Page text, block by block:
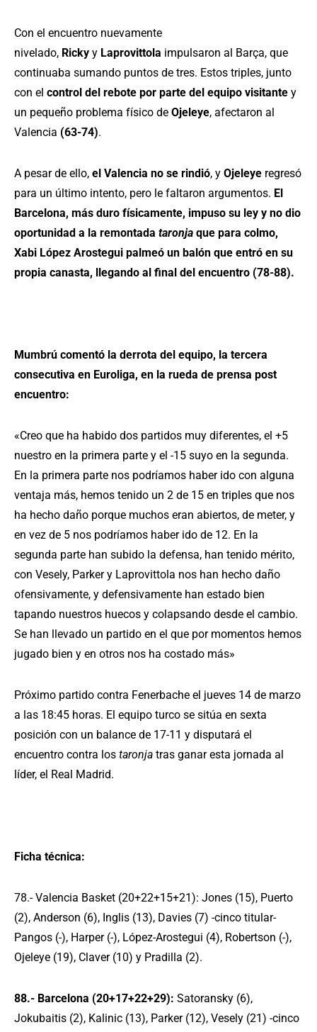
Con el encuentro nuevamente
nivelado, Ricky y Laprovittola impulsaron al Barça, que
continuaba sumando puntos de tres. Estos triples, junto
con el control del rebote por parte del equipo visitante y
un pequeño problema físico de Ojeleye, afectaron al
Valencia (63-74).
A pesar de ello, el Valencia no se rindió, y Ojeleye regresó
para un último intento, pero le faltaron argumentos. El
Barcelona, más duro físicamente, impuso su ley y no dio
oportunidad a la remontada taronja que para colmo,
Xabi López Arostegui palmeó un balón que entró en su
propia canasta, llegando al final del encuentro (78-88).
Mumbrú comentó la derrota del equipo, la tercera
consecutiva en Euroliga, en la rueda de prensa post
encuentro:
«Creo que ha habido dos partidos muy diferentes, el +5
nuestro en la primera parte y el -15 suyo en la segunda.
En la primera parte nos podríamos haber ido con alguna
ventaja más, hemos tenido un 2 de 15 en triples que nos
ha hecho daño porque muchos eran abiertos, de meter, y
en vez de 5 nos podríamos haber ido de 12. En la
segunda parte han subido la defensa, han tenido mérito,
con Vesely, Parker y Laprovittola nos han hecho daño
ofensivamente, y defensivamente han estado bien
tapando nuestros huecos y colapsando desde el cambio.
Se han llevado un partido en el que por momentos hemos
jugado bien y en otros nos ha costado más»
Próximo partido contra Fenerbache el jueves 14 de marzo
a las 18:45 horas. El equipo turco se sitúa en sexta
posición con un balance de 17-11 y disputará el
encuentro contra los taronja tras ganar esta jornada al
líder, el Real Madrid.
Ficha técnica:
78.- Valencia Basket (20+22+15+21): Jones (15), Puerto
(2), Anderson (6), Inglis (13), Davies (7) -cinco titular-
Pangos (-), Harper (-), López-Arostegui (4), Robertson (-),
Ojeleye (19), Claver (10) y Pradilla (2).
88.- Barcelona (20+17+22+29): Satoransky (6),
Jokubaitis (2), Kalinic (13), Parker (12), Vesely (21) -cinco